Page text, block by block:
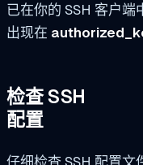
已在你的 SSH 客户
出现在
检查 SSH
配置